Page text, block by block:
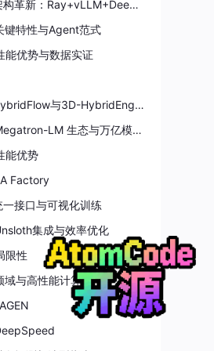
3.1 架构革新：Ray+vLLM+DeepSpeed
键特性与Agent范式
能优势与数据实证
4.1 HybridFlow与3D-HybridEngine
4.2 Megatron-LM 生态与万亿模型支持
能优势
Factory
一接口与可视化训练
集成与效率优化
限性
域与高性能计算框架